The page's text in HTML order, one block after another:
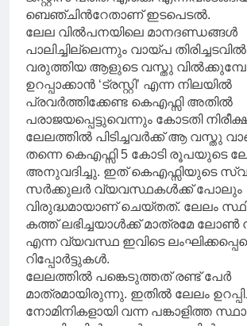
ബെഞ്ചിന്‍റേതാണ് ഇടപെടൽ.
ലേല വിൽപനയിലെ മാനദണ്ഡങ്ങൾ
പാലിച്ചില്ലെന്നും വായ്പ
വരുത്തിയ ആളുടെ വസ്തു
ഉറപ്പാക്കാൻ ‘ട്രസ്റ്റി’ എന്ന നിലയിൽ
പ്രവർത്തിക്കേണ്ട കെഎഫ്സി അതിൽ
പരാജയപ്പെട്ടുവെന്നും കോടതി
ലേലത്തിൽ പിടിച്ചവർക്ക് ആ വസ്തു
തന്നെ കെഎഫ്സി 5 കോടി രൂപയുടെ
അനുവദിച്ചു. ഇത് കെഎഫ്സിയുടെ
സർക്കുലർ വ്യവസ്ഥകൾക്ക് പോലും
വിരുദ്ധമായാണ് ചെയ്തത്. ലേലം
കത്ത് ലഭിച്ചയാൾക്ക് മാത്രമേ
എന്ന വ്യവസ്ഥ ഇവിടെ
റിപ്പോർട്ടുകൾ.
ലേലത്തിൽ പങ്കെടുത്തത് രണ്ട് പേർ
മാത്രമായിരുന്നു. ഇതിൽ ലേലം
നോമിനികളായി വന്ന പങ്കാളിത്ത